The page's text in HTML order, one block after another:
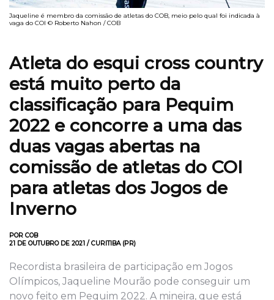
Jaqueline é membro da comissão de atletas do COB, meio pelo qual foi indicada à
vaga do COI © Roberto Nahon / COB
Atleta do esqui cross country
está muito perto da
classificação para Pequim
2022 e concorre a uma das
duas vagas abertas na
comissão de atletas do COI
para atletas dos Jogos de
Inverno
POR COB
21 DE OUTUBRO DE 2021 / CURITIBA (PR)
Recordista brasileira de participação em Jogos
Olímpicos, Jaqueline Mourão pode conseguir um
novo feito em Pequim 2022. A mineira, que está